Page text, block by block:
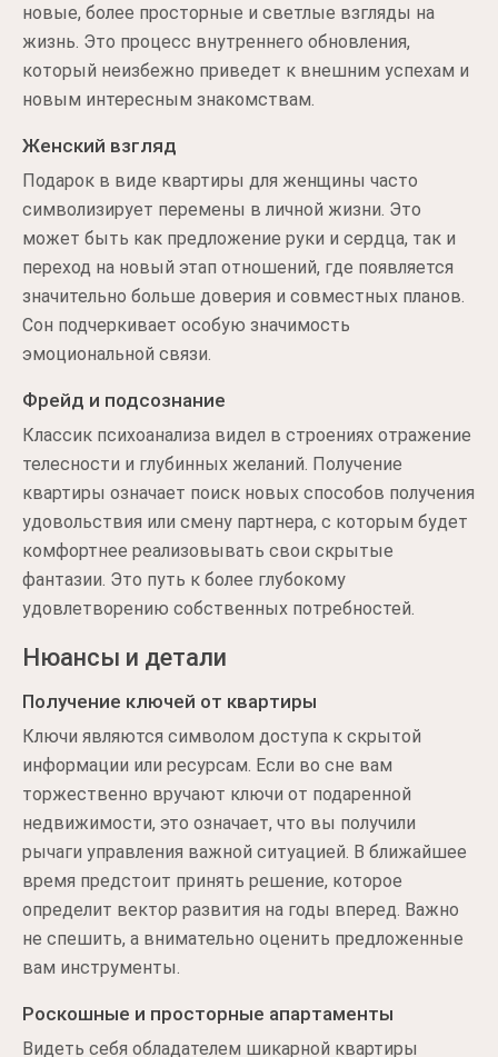
новые, более просторные и светлые взгляды на
жизнь. Это процесс внутреннего обновления,
который неизбежно приведет к внешним успехам и
новым интересным знакомствам.
Женский взгляд
Подарок в виде квартиры для женщины часто
символизирует перемены в личной жизни. Это
может быть как предложение руки и сердца, так и
переход на новый этап отношений, где появляется
значительно больше доверия и совместных планов.
Сон подчеркивает особую значимость
эмоциональной связи.
Фрейд и подсознание
Классик психоанализа видел в строениях отражение
телесности и глубинных желаний. Получение
квартиры означает поиск новых способов получения
удовольствия или смену партнера, с которым будет
комфортнее реализовывать свои скрытые
фантазии. Это путь к более глубокому
удовлетворению собственных потребностей.
Нюансы и детали
Получение ключей от квартиры
Ключи являются символом доступа к скрытой
информации или ресурсам. Если во сне вам
торжественно вручают ключи от подаренной
недвижимости, это означает, что вы получили
рычаги управления важной ситуацией. В ближайшее
время предстоит принять решение, которое
определит вектор развития на годы вперед. Важно
не спешить, а внимательно оценить предложенные
вам инструменты.
Роскошные и просторные апартаменты
Видеть себя обладателем шикарной квартиры